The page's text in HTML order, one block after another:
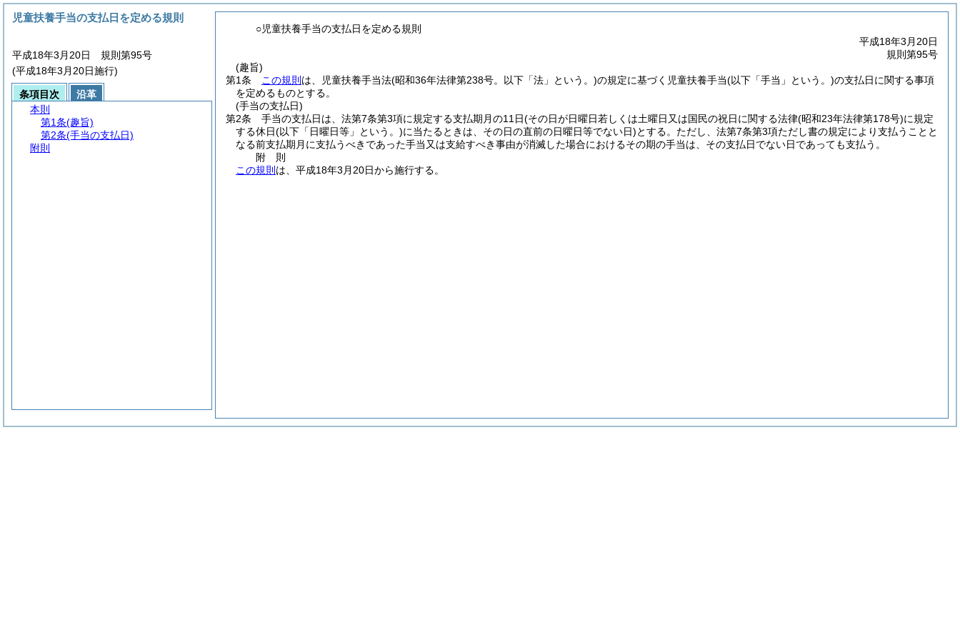
○児童扶養手当の支払日を定める規則
平成18年3月20日
規則第95号
(趣旨)
第1条
この規則 は、児童扶養手当法(昭和36年法律第238号。以下「法」という。)の規定に基づく児童扶養手当(以下「手当」という。)の支払日に関する事項
を定めるものとする。
(手当の支払日)
第2条
手当の支払日は、法第7条第3項に規定する支払期月の11日(その日が日曜日若しくは土曜日又は国民の祝日に関する法律(昭和23年法律第178号)に規定
する休日(以下「日曜日等」という。)に当たるときは、その日の直前の日曜日等でない日)とする。 ただし、法第7条第3項ただし書の規定により支払うことと
なる前支払期月に支払うべきであった手当又は支給すべき事由が消滅した場合におけるその期の手当は、その支払日でない日であっても支払う。
附 則
この規則 は、平成18年3月20日から施行する。
児童扶養手当の支払日を定める規則
平成18年3月20日 規則第95号
(平成18年3月20日施行)
条項目次
沿革
本則
第1条(趣旨)
第2条(手当の支払日)
附則